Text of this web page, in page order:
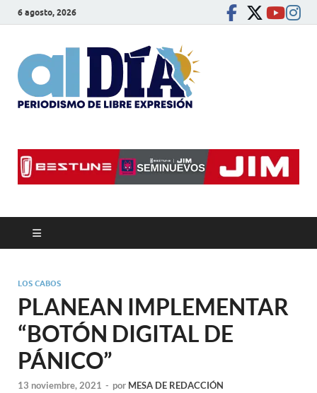
6 agosto, 2026
LOS CABOS
PLANEAN IMPLEMENTAR
“BOTÓN DIGITAL DE
PÁNICO”
13 noviembre, 2021 - por MESA DE REDACCIÓN